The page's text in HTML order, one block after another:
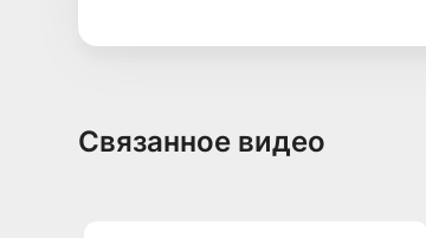
Связанное видео